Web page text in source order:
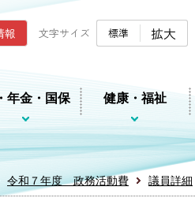
ページ
報 文字サイズ 標準 拡大
年金・国保 健康・福祉
令和７年度 政務活動費 議員詳細